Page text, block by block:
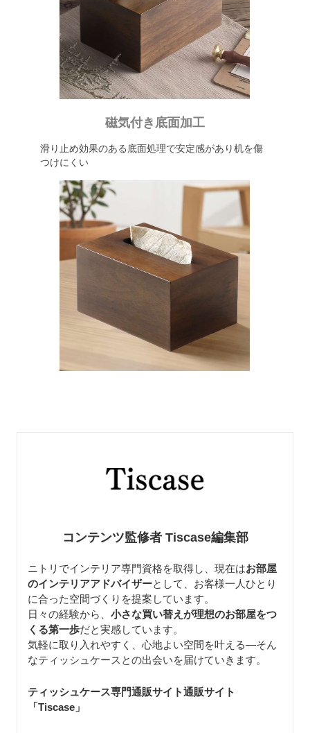
磁気付き底面加工
滑り止め効果のある底面処理で安定感があり机を傷
つけにくい
コンテンツ監修者 Tiscase編集部
ニトリでインテリア専門資格を取得し、現在はお部屋
のインテリアアドバイザーとして、お客様一人ひとり
に合った空間づくりを提案しています。
日々の経験から、 小さな買い替えが理想のお部屋をつ
くる第一歩だと実感しています。
気軽に取り入れやすく、心地よい空間を叶える—そん
なティッシュケースとの出会いを届けていきます。
ティッシュケース専門通販サイト通販サイト
「Tiscase 」